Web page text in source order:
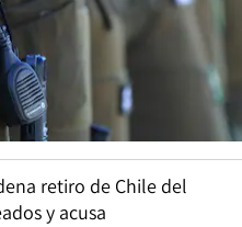
retiro de Chile del
y acusa